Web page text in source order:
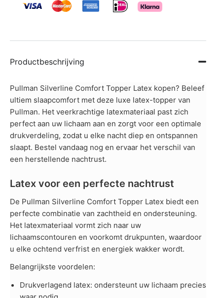
Productbeschrijving
Pullman Silverline Comfort Topper Latex kopen? Beleef
ultiem slaapcomfort met deze luxe latex-topper van
Pullman. Het veerkrachtige latexmateriaal past zich
perfect aan uw lichaam aan en zorgt voor een optimale
drukverdeling, zodat u elke nacht diep en ontspannen
slaapt. Bestel vandaag nog en ervaar het verschil van
een herstellende nachtrust.
Latex voor een perfecte nachtrust
De Pullman Silverline Comfort Topper Latex biedt een
perfecte combinatie van zachtheid en ondersteuning.
Het latexmateriaal vormt zich naar uw
lichaamscontouren en voorkomt drukpunten, waardoor
u elke ochtend verfrist en energiek wakker wordt.
Belangrijkste voordelen:
Drukverlagend latex: ondersteunt uw lichaam precies